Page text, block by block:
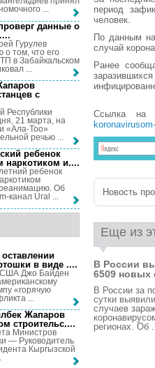
период
человек.
По данным
случай
Ранее
Ссылка на
Новость
Еще из
В России
6509 новых
В России за
сутки
случаев
регионах. Об
...
данные о
.
Гурулев
том, что его
в Забайкальском
...
с
Республики
21 марта, на
«Ала-Тоо»
речью ...
ребенок
наркотиком и....
ребенок
Об
канал Ural ...
в виде ....
Джо Байден
«горячую
...
Жапаров
строительс....
Министров
— Руководитель
Кыргызской